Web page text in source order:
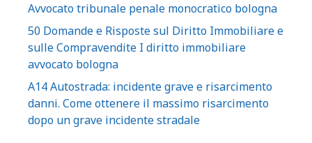
Avvocato tribunale penale monocratico bologna
50 Domande e Risposte sul Diritto Immobiliare e
sulle Compravendite I diritto immobiliare
avvocato bologna
A14 Autostrada: incidente grave e risarcimento
danni. Come ottenere il massimo risarcimento
dopo un grave incidente stradale